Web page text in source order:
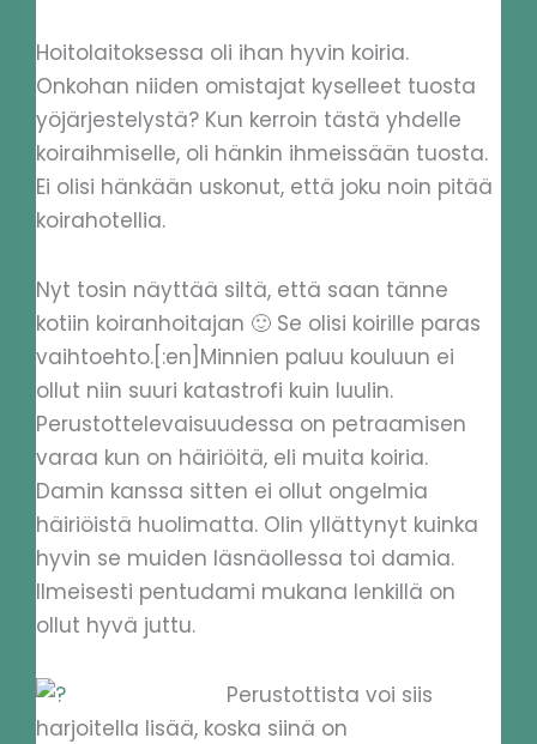
Hoitolaitoksessa oli ihan hyvin koiria.
Onkohan niiden omistajat kyselleet tuosta
yöjärjestelystä? Kun kerroin tästä yhdelle
koiraihmiselle, oli hänkin ihmeissään tuosta.
Ei olisi hänkään uskonut, että joku noin pitää
koirahotellia.
Nyt tosin näyttää siltä, että saan tänne
kotiin koiranhoitajan 🙂 Se olisi koirille paras
vaihtoehto.[:en]Minnien paluu kouluun ei
ollut niin suuri katastrofi kuin luulin.
Perustottelevaisuudessa on petraamisen
varaa kun on häiriöitä, eli muita koiria.
Damin kanssa sitten ei ollut ongelmia
häiriöistä huolimatta. Olin yllättynyt kuinka
hyvin se muiden läsnäollessa toi damia.
Ilmeisesti pentudami mukana lenkillä on
ollut hyvä juttu.
Perustottista voi siis
harjoitella lisää, koska siinä on